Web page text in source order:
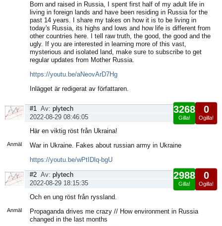
Born and raised in Russia, I spent first half of my adult life in
living in foreign lands and have been residing in Russia for the
past 14 years. I share my takes on how it is to be living in
today's Russia, its highs and lows and how life is different from
other countries here. I tell raw truth, the good, the good and the
ugly. If you are interested in learning more of this vast,
mysterious and isolated land, make sure to subscribe to get
regular updates from Mother Russia.
https://youtu.be/aNeovArD7Hg
Inlägget är redigerat av författaren.
Anmäl
0
Ogilla!
3268
Gilla!
#1 Av: plytech
2022-08-29 08:46:05
Här en viktig röst från Ukraina!
War in Ukraine. Fakes about russian army in Ukraine
https://youtu.be/wPtIDlq-bgU
Anmäl
0
Ogilla!
2988
Gilla!
#2 Av: plytech
2022-08-29 18:15:35
Och en ung röst från ryssland.
Propaganda drives me crazy // How environment in Russia
changed in the last months